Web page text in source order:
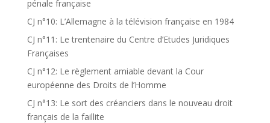
pénale française
CJ n°10: L’Allemagne à la télévision française en 1984
CJ n°11: Le trentenaire du Centre d’Etudes Juridiques
Françaises
CJ n°12: Le règlement amiable devant la Cour
européenne des Droits de l’Homme
CJ n°13: Le sort des créanciers dans le nouveau droit
français de la faillite